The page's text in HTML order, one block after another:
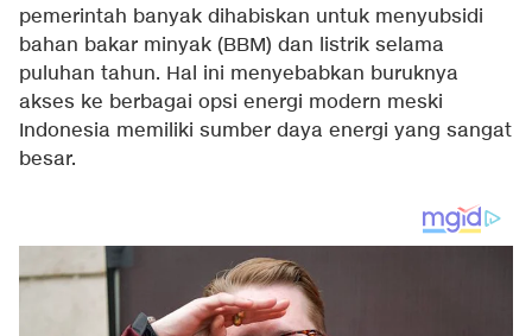
pemerintah banyak dihabiskan untuk menyubsidi
bahan bakar minyak (BBM) dan listrik selama
puluhan tahun. Hal ini menyebabkan buruknya
akses ke berbagai opsi energi modern meski
Indonesia memiliki sumber daya energi yang sangat
besar.